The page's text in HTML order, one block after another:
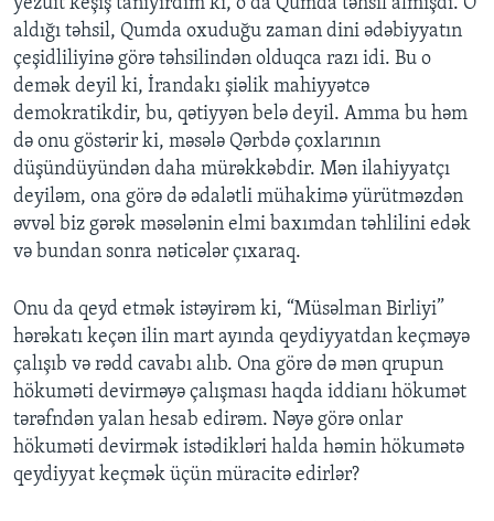
yezuit keşiş tanıyırdım ki, o da Qumda təhsil almışdı. O
aldığı təhsil, Qumda oxuduğu zaman dini ədəbiyyatın
çeşidliliyinə görə təhsilindən olduqca razı idi. Bu o
demək deyil ki, İrandakı şiəlik mahiyyətcə
demokratikdir, bu, qətiyyən belə deyil. Amma bu həm
də onu göstərir ki, məsələ Qərbdə çoxlarının
düşündüyündən daha mürəkkəbdir. Mən ilahiyyatçı
deyiləm, ona görə də ədalətli mühakimə yürütməzdən
əvvəl biz gərək məsələnin elmi baxımdan təhlilini edək
və bundan sonra nəticələr çıxaraq.
Onu da qeyd etmək istəyirəm ki, “Müsəlman Birliyi”
hərəkatı keçən ilin mart ayında qeydiyyatdan keçməyə
çalışıb və rədd cavabı alıb. Ona görə də mən qrupun
hökuməti devirməyə çalışması haqda iddianı hökumət
tərəfndən yalan hesab edirəm. Nəyə görə onlar
hökuməti devirmək istədikləri halda həmin hökumətə
qeydiyyat keçmək üçün müracitə edirlər?